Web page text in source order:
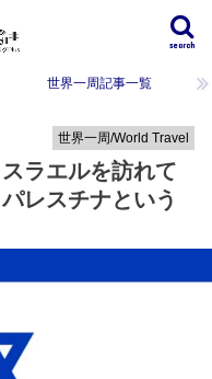
search
世界一周記事一覧
世界一周/World Travel
ラエルを訪れて
レスチナという